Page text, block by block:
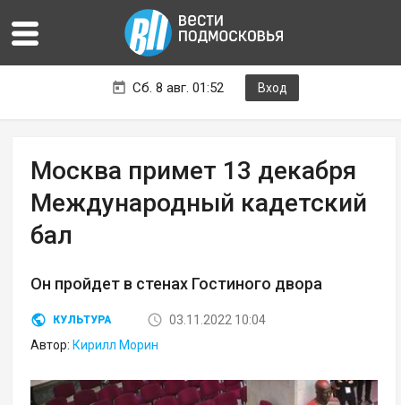
Сб. 8 авг. 01:52 Вход
Москва примет 13 декабря
Международный кадетский
бал
Он пройдет в стенах Гостиного двора
КУЛЬТУРА
03.11.2022 10:04
Автор: Кирилл Морин